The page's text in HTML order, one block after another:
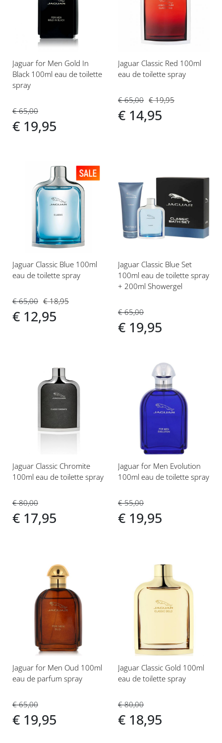
verlanglijst
Jaguar for Men Gold In
Black 100ml eau de toilette
spray
€ 65,00
€ 19,95
verlanglijst
Jaguar Classic Red 100ml
eau de toilette spray
€ 65,00
€ 14,95
€ 19,95
Voeg
verlanglijst
Jaguar Classic Blue 100ml
eau de toilette spray
€ 65,00
€ 12,95
€ 18,95
Voeg
toe
aan
verlanglijst
Jaguar Classic Blue Set
100ml eau de toilette spray
+ 200ml Showergel
€ 65,00
€ 19,95
Voeg
Jaguar Classic Chromite
100ml eau de toilette spray
€ 80,00
€ 17,95
aan
Jaguar for Men Evolution
100ml eau de toilette spray
€ 55,00
€ 19,95
aan
verlanglijst
Jaguar for Men Oud 100ml
eau de parfum spray
€ 65,00
€ 19,95
Voeg
toe
verlanglijst
Jaguar Classic Gold 100ml
eau de toilette spray
€ 80,00
€ 18,95